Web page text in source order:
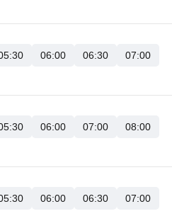
06:00 06:30
07:00
06:00 07:00
08:00
06:00 06:30
07:00